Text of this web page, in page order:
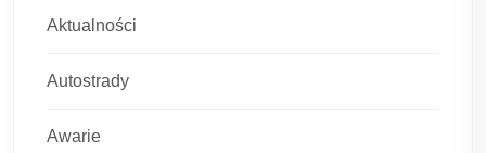
Aktualności
Autostrady
Awarie